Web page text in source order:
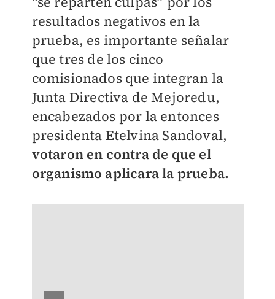
resultados negativos en la
prueba, es importante señalar
que tres de los cinco
comisionados que integran la
Junta Directiva de Mejoredu,
encabezados por la entonces
presidenta Etelvina Sandoval,
votaron en contra de que el
organismo aplicara la prueba.